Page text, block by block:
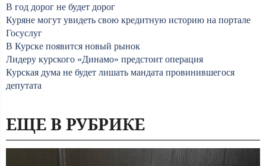
В год дорог не будет дорог
Куряне могут увидеть свою кредитную историю на портале
Госуслуг
В Курске появится новый рынок
Лидеру курского «Динамо» предстоит операция
Курская дума не будет лишать мандата провинившегося
депутата
ЕЩЕ В РУБРИКЕ